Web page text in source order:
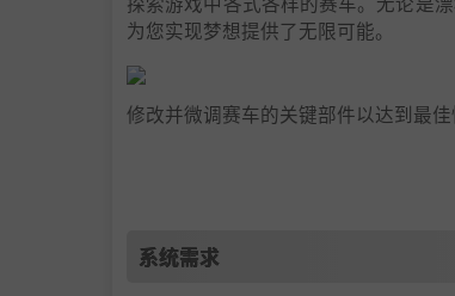
为您实现梦想提供了无限可能。
修改并微调赛车的关键部件以达到最
探索无限可能，为您的座驾打造独一
个人风格的专属座驾。
系统需求